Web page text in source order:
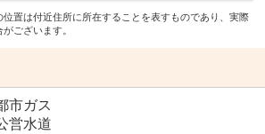
置は付近住所に所在することを表すものであり、実際
ございます。
市ガス
営水道